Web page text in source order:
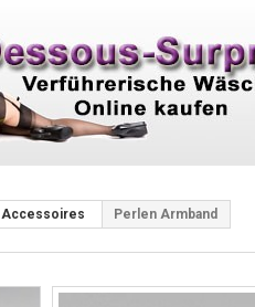
Accessoires Perlen Armband